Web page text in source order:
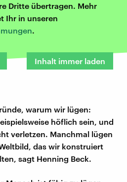
Dritte übertragen. Mehr
Ihr in unseren
.
Inhalt immer laden
warum wir lügen:
höflich sein, und
verletzen. Manchmal lügen
das wir konstruiert
sagt Henning Beck.